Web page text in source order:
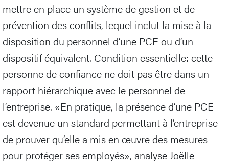
mettre en place un système de gestion et de
prévention des conflits, lequel inclut la mise à la
disposition du personnel d’une PCE ou d’un
dispositif équivalent. Condition essentielle: cette
personne de confiance ne doit pas être dans un
rapport hiérarchique avec le personnel de
l’entreprise. «En pratique, la présence d’une PCE
est devenue un standard permettant à l’entreprise
de prouver qu’elle a mis en œuvre des mesures
pour protéger ses employés», analyse Joëlle